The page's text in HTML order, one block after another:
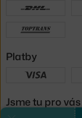
Platby
Jsme tu pro vás